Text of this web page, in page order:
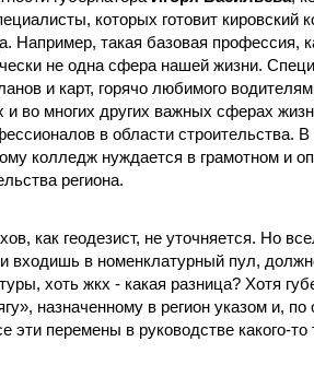
которых готовит кировский
Например, такая базовая профессия,
не одна сфера нашей жизни.
и карт, горячо любимого
и во многих других важных сферах
в области строительства.
колледж нуждается в грамотном и
региона.
как геодезист, не уточняется. Но
входишь в номенклатурный пул,
хоть жкх - какая разница? Хотя
назначенному в регион указом и, по
перемены в руководстве какого-